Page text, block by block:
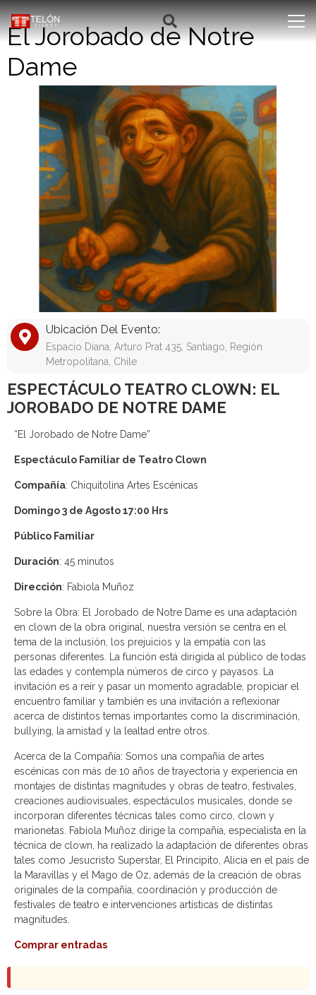
El Jorobado de Notre
Dame
Ubicación Del Evento:
Espacio Diana, Arturo Prat 435, Santiago, Región
Metropolitana, Chile
ESPECTÁCULO TEATRO CLOWN: EL
JOROBADO DE NOTRE DAME
“El Jorobado de Notre Dame”
Espectáculo Familiar de Teatro Clown
Compañía: Chiquitolina Artes Escénicas
Domingo 3 de Agosto 17:00 Hrs
Público Familiar
Duración: 45 minutos
Dirección: Fabiola Muñoz
Sobre la Obra: El Jorobado de Notre Dame es una adaptación
en clown de la obra original, nuestra versión se centra en el
tema de la inclusión, los prejuicios y la empatía con las
personas diferentes. La función está dirigida al público de todas
las edades y contempla números de circo y payasos. La
invitación es a reír y pasar un momento agradable, propiciar el
encuentro familiar y también es una invitación a reflexionar
acerca de distintos temas importantes como la discriminación,
bullying, la amistad y la lealtad entre otros.
Acerca de la Compañía: Somos una compañía de artes
escénicas con más de 10 años de trayectoria y experiencia en
montajes de distintas magnitudes y obras de teatro, festivales,
creaciones audiovisuales, espectáculos musicales, donde se
incorporan diferentes técnicas tales como circo, clown y
marionetas. Fabiola Muñoz dirige la compañía, especialista en la
técnica de clown, ha realizado la adaptación de diferentes obras
tales como Jesucristo Superstar, El Principito, Alicia en el país de
la Maravillas y el Mago de Oz, además de la creación de obras
originales de la compañía, coordinación y producción de
festivales de teatro e intervenciones artísticas de distintas
magnitudes.
Comprar entradas